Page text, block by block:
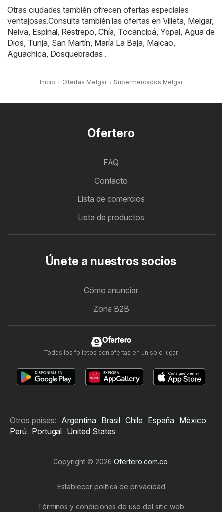
Otras ciudades también ofrecen ofertas especiales
ventajosas.Consulta también las ofertas en Villeta, Melgar,
Neiva, Espinal, Restrepo, Chía, Tocancipá, Yopal, Agua de
Dios, Tunja, San Martín, María La Baja, Maicao,
Aguachica, Dosquebradas .
Inicio Ofertas Melgar Supermercados Melgar
Ofertero
FAQ
Contacto
Lista de comercios
Lista de productos
Únete a nuestros socios
Cómo anunciar
Zona B2B
Ofertero
Todos los folletos con ofertas en un solo lugar
Otros países: Argentina Brasil Chile España México
Perú Portugal United States
Copyright © 2026 Ofertero.com.co.
Establecer política de privacidad
Términos y condiciones de uso del sitio web